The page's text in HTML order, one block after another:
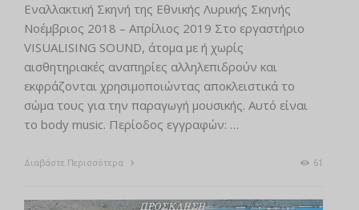
Εναλλακτική Σκηνή της Εθνικής Λυρικής Σκηνής
Νοέμβριος 2018 – Απρίλιος 2019 Στο εργαστήριο
VISUALISING SOUND, άτομα με ή χωρίς
αισθητηριακές αναπηρίες αλληλεπιδρούν και
εκφράζονται χρησιμοποιώντας αποκλειστικά το
σώμα τους για την παραγωγή μουσικής. Αυτό είναι
το body music. Περίοδος εγγραφών: …
Διαβάστε Περισσότερα 61